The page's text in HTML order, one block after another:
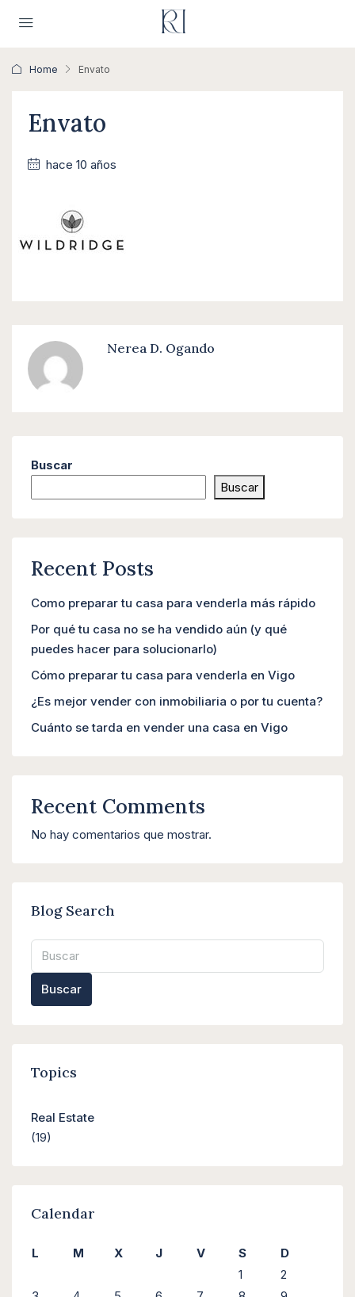
Home Envato
Envato
hace 10 años
Nerea D. Ogando
Buscar
Buscar
Recent Posts
Como preparar tu casa para venderla más rápido
Por qué tu casa no se ha vendido aún (y qué
puedes hacer para solucionarlo)
Cómo preparar tu casa para venderla en Vigo
¿Es mejor vender con inmobiliaria o por tu cuenta?
Cuánto se tarda en vender una casa en Vigo
Recent Comments
No hay comentarios que mostrar.
Blog Search
Buscar
Topics
Real Estate
(19)
Calendar
L M X J V S
D
1
2